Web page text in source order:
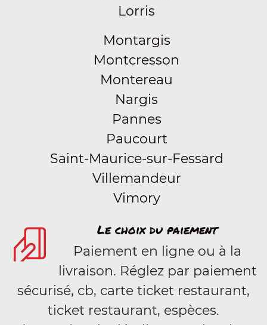
Lorris
Montargis
Montcresson
Montereau
Nargis
Pannes
Paucourt
Saint-Maurice-sur-Fessard
Villemandeur
Vimory
Le choix du paiement
Paiement en ligne ou à la
livraison. Réglez par paiement
sécurisé, cb, carte ticket restaurant,
ticket restaurant, espèces.